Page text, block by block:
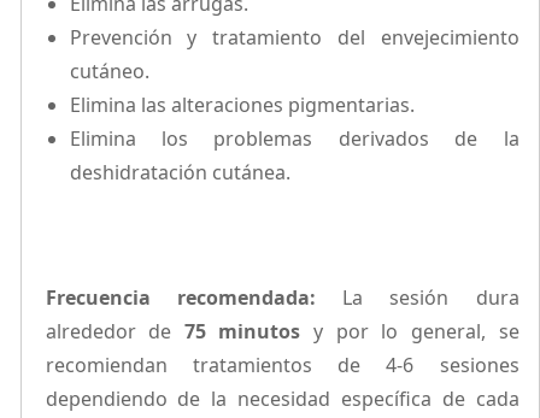
Prevención y tratamiento del envejecimiento
cutáneo.
Elimina las alteraciones pigmentarias.
Elimina los problemas derivados de la
deshidratación cutánea.
Frecuencia recomendada: La sesión dura
alrededor de 75 minutos y por lo general, se
recomiendan tratamientos de 4-6 sesiones
dependiendo de la necesidad específica de cada